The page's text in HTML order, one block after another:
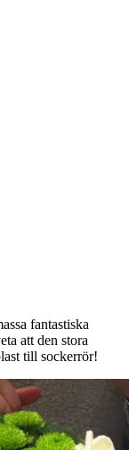
fantastiska
att den stora
till sockerrör!